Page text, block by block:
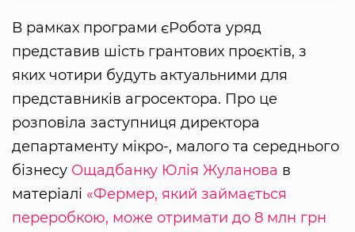
В рамках програми єРобота уряд
представив шість грантових проєктів, з
яких чотири будуть актуальними для
представників агросектора. Про це
розповіла заступниця директора
департаменту мікро-, малого та середнього
бізнесу Ощадбанку Юлія Жуланова в
матеріалі «Фермер, який займається
переробкою, може отримати до 8 млн грн